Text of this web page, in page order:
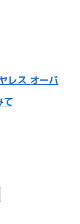
レス オーバ
て